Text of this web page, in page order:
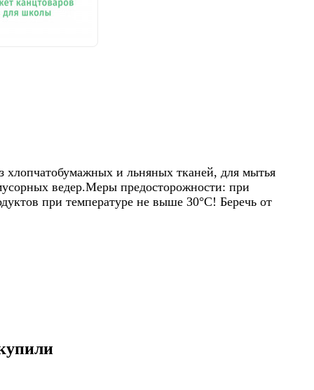
хлопчатобумажных и льняных тканей, для мытья
ведер.Меры предосторожности: при
при температуре не выше 30°С! Беречь от